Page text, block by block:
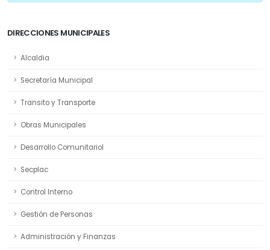
DIRECCIONES MUNICIPALES
Alcaldia
Secretaría Municipal
Transito y Transporte
Obras Municipales
Desarrollo Comunitariol
Secplac
Control Interno
Gestión de Personas
Administración y Finanzas